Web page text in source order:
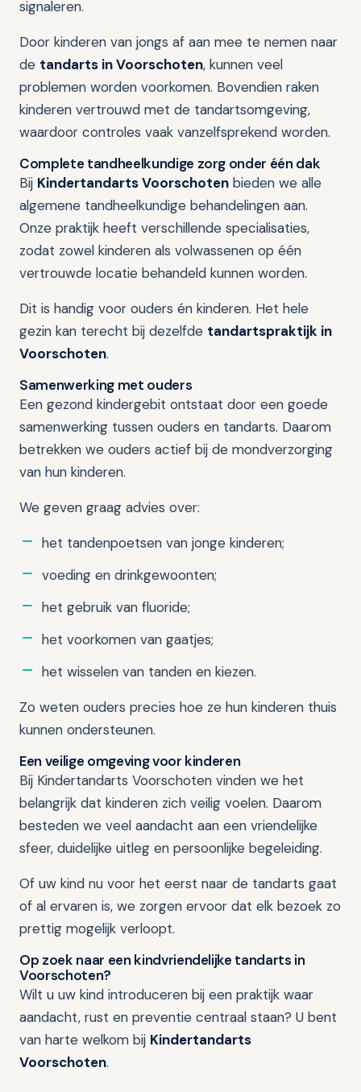
signaleren.
Door kinderen van jongs af aan mee te nemen naar
de tandarts in Voorschoten, kunnen veel
problemen worden voorkomen. Bovendien raken
kinderen vertrouwd met de tandartsomgeving,
waardoor controles vaak vanzelfsprekend worden.
Complete tandheelkundige zorg onder één dak
Bij Kindertandarts Voorschoten bieden we alle
algemene tandheelkundige behandelingen aan.
Onze praktijk heeft verschillende specialisaties,
zodat zowel kinderen als volwassenen op één
vertrouwde locatie behandeld kunnen worden.
Dit is handig voor ouders én kinderen. Het hele
gezin kan terecht bij dezelfde tandartspraktijk in
Voorschoten.
Samenwerking met ouders
Een gezond kindergebit ontstaat door een goede
samenwerking tussen ouders en tandarts. Daarom
betrekken we ouders actief bij de mondverzorging
van hun kinderen.
We geven graag advies over:
het tandenpoetsen van jonge kinderen;
voeding en drinkgewoonten;
het gebruik van fluoride;
het voorkomen van gaatjes;
het wisselen van tanden en kiezen.
Zo weten ouders precies hoe ze hun kinderen thuis
kunnen ondersteunen.
Een veilige omgeving voor kinderen
Bij Kindertandarts Voorschoten vinden we het
belangrijk dat kinderen zich veilig voelen. Daarom
besteden we veel aandacht aan een vriendelijke
sfeer, duidelijke uitleg en persoonlijke begeleiding.
Of uw kind nu voor het eerst naar de tandarts gaat
of al ervaren is, we zorgen ervoor dat elk bezoek zo
prettig mogelijk verloopt.
Op zoek naar een kindvriendelijke tandarts in
Voorschoten?
Wilt u uw kind introduceren bij een praktijk waar
aandacht, rust en preventie centraal staan? U bent
van harte welkom bij Kindertandarts
Voorschoten.